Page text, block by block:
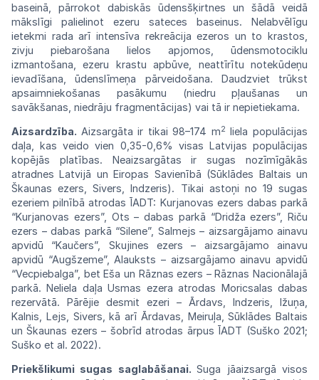
baseinā, pārrokot dabiskās ūdensšķirtnes un šādā veidā
mākslīgi palielinot ezeru sateces
baseinus. Nelabvēlīgu
ietekmi radaarī intensīva rekreācijaezeros un to krastos,
zivju piebarošana lielos apjomos,
ūdensmotociklu
izmantošana,
ezeru krastuapbūve, neattīrītu notekūdeņu
ievadīšana,ūdenslīmeņa pārveidošana. Daudzviet
trūkst
apsaimniekošanas pasākumu (niedru pļaušanas un
savākšanas, niedrāju fragmentācijas) vai tā ir nepietiekama.
Aizsardzība. Aizsargāta ir tikai 98–174 m2 liela populācijas
daļa, kas veido vien 0,35-0,6% visas Latvijas populācijas
kopējās
platības. Neaizsargātas ir sugas nozīmīgākās
atradnesLatvijā un Eiropas Savienībā (Sūklādes Baltais un
Škaunas ezers, Sivers, Indzeris). Tikai astoņi no 19 sugas
ezeriem pilnībā atrodasĪADT: Kurjanovas ezers dabas parkā
“Kurjanovas ezers”, Ots – dabas parkā “Dridža ezers”, Riču
ezers – dabas parkā “Silene”, Salmejs – aizsargājamo ainavu
apvidū
“Kaučers”, Skujines ezers – aizsargājamoainavu
apvidū “Augšzeme”, Alauksts – aizsargājamoainavuapvidū
“Vecpiebalga”, bet Eša un Rāznas ezers – Rāznas Nacionālajā
parkā. Neliela daļa Usmas ezeraatrodas Moricsalas dabas
rezervātā. Pārējie desmit ezeri – Ārdavs, Indzeris, Ižuņa,
Kalnis, Lejs, Sivers, kā arī Ārdavas, Meiruļa, Sūklādes Baltais
un Škaunas ezers – šobrīd atrodas ārpus ĪADT (Suško 2021;
Suško et al. 2022).
Priekšlikumi sugas saglabāšanai.Suga jāaizsargā visos